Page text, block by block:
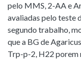
pelo MMS, 2-AA e
avaliadas pelo teste
segundo trabalho,
que a BG de
Trp-p-2, H22 porem